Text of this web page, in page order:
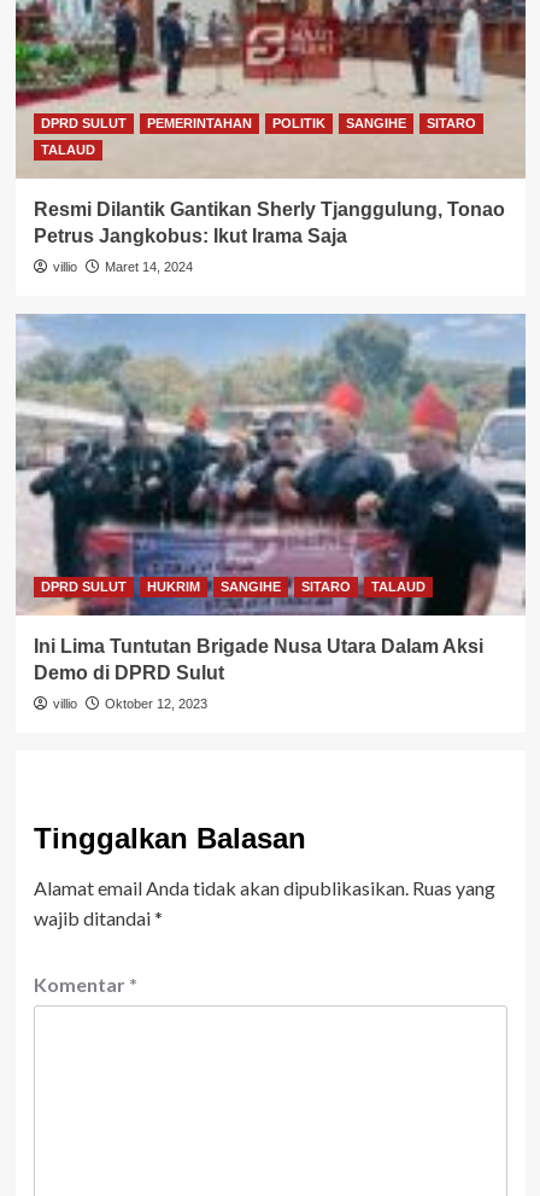
DPRD SULUT PEMERINTAHAN POLITIK SANGIHE
SITARO
TALAUD
Resmi Dilantik Gantikan Sherly Tjanggulung, Tonao
Petrus Jangkobus: Ikut Irama Saja
villio Maret 14, 2024
DPRD SULUT HUKRIM SANGIHE SITARO TALAUD
Ini Lima Tuntutan Brigade Nusa Utara Dalam Aksi
Demo di DPRD Sulut
villio Oktober 12, 2023
Tinggalkan Balasan
Alamat email Anda tidak akan dipublikasikan. Ruas yang
wajib ditandai*
Komentar *